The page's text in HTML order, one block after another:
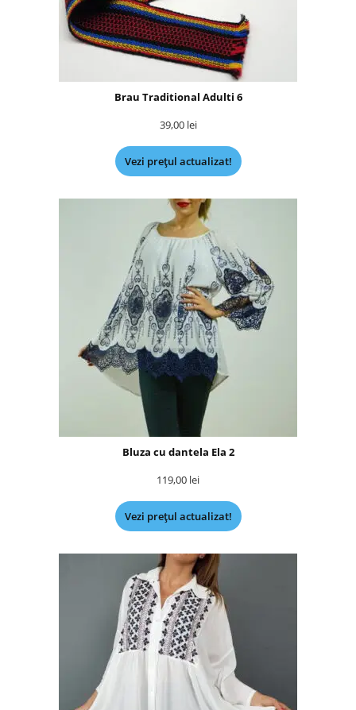
Brau Traditional Adulti 6
39,00 lei
Vezi prețul actualizat!
Bluza cu dantela Ela 2
119,00 lei
Vezi prețul actualizat!